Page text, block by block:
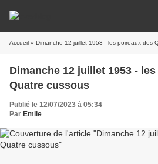
Accueil » Dimanche 12 juillet 1953 - les poireaux des
Dimanche 12 juillet 1953 -
Quatre cussous
Publié le 12/07/2023 à 05:34
Par Emile